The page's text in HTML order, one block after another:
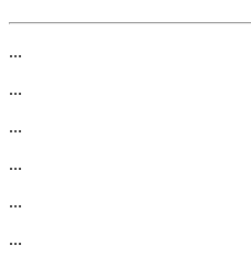
...
...
...
...
...
...